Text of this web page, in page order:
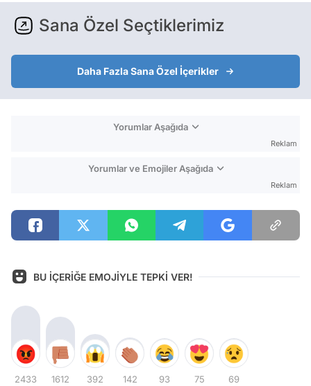
Sana Özel Seçtiklerimiz
Daha Fazla Sana Özel İçerikler
Yorumlar Aşağıda
Reklam
Yorumlar ve Emojiler Aşağıda
Reklam
BU İÇERİĞE EMOJİYLE TEPKİ VER!
2433 1612 392 142 93 75 69